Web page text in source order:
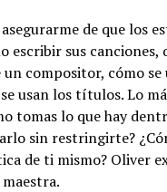
de que los
escribir sus canciones,
un compositor, cómo se
usan los títulos. Lo
tomas lo que hay
sin restringirte?
de ti mismo? Oliver